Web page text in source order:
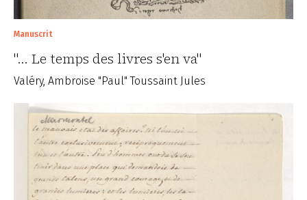
Manuscrit
"... Le temps des livres s'en va"
Valéry, Ambroise "Paul" Toussaint Jules